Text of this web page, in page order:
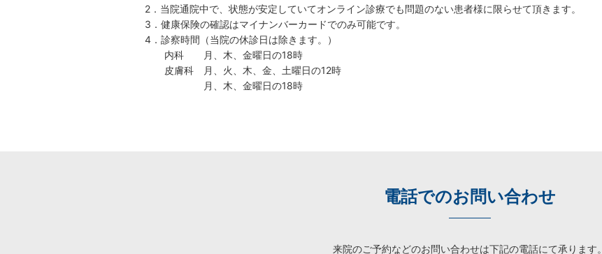
2．当院通院中で、状態が安定していてオンライン診療でも問題のない患者様に限らせて頂きます。
3．健康保険の確認はマイナンバーカードでのみ可能です。
4．診察時間（当院の休診日は除きます。）
内科 月、木、金曜日の18時
皮膚科 月、火、木、金、土曜日の12時
月、木、金曜日の18時
電話でのお問い合わせ
来院のご予約などのお問い合わせは下記の電話にて承ります。